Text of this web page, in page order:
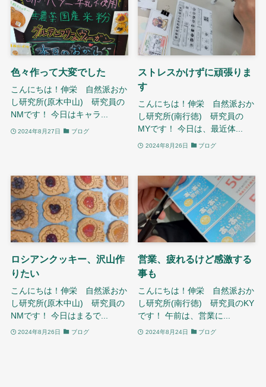
色々作って大変でした
こんにちは！伸栄 自然派おか
し研究所(原木中山) 研究員の
NMです！ 今日はキャラ...
2024年8月27日 ブログ
ストレスかけずに頑張りま
す
こんにちは！伸栄 自然派おか
し研究所(南行徳) 研究員の
MYです！ 今日は、最近体...
2024年8月26日 ブログ
ロシアンクッキー、沢山作
りたい
こんにちは！伸栄 自然派おか
し研究所(原木中山) 研究員の
NMです！ 今日はまるで...
2024年8月26日 ブログ
営業、疲れるけど感激する
事も
こんにちは！伸栄 自然派おか
し研究所(南行徳) 研究員のKY
です！ 午前は、営業に...
2024年8月24日 ブログ